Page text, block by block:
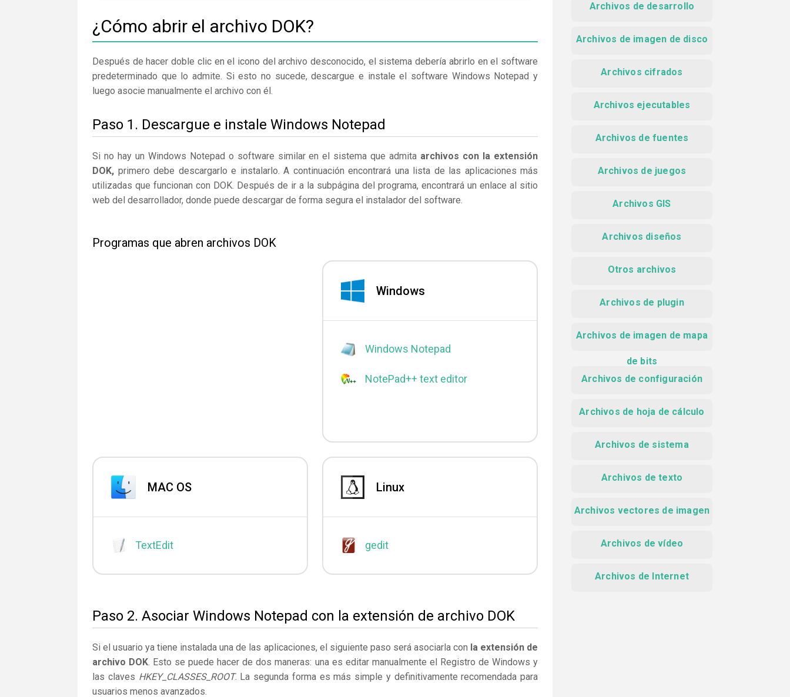
¿Cómo abrir el archivo DOK?
Después de hacer doble clic en el icono del archivo desconocido, el sistema debería abrirlo en el software
predeterminado que lo admite. Si esto no sucede, descargue e instale el software Windows Notepad y
luego asocie manualmente el archivo con él.
Paso 1. Descargue e instale Windows Notepad
Si no hay un Windows Notepad o software similar en el sistema que admita archivos con la extensión
DOK, primero debe descargarlo e instalarlo. A continuación encontrará una lista de las aplicaciones más
utilizadas que funcionan con DOK. Después de ir a la subpágina del programa, encontrará un enlace al sitio
web del desarrollador, donde puede descargar de forma segura el instalador del software.
Programas que abren archivos DOK
Windows
Windows Notepad
NotePad++ text editor
MAC OS
TextEdit
Linux
gedit
Paso 2. Asociar Windows Notepad con la extensión de archivo DOK
Si el usuario ya tiene instalada una de las aplicaciones, el siguiente paso será asociarla con la extensión de
archivo DOK. Esto se puede hacer de dos maneras: una es editar manualmente el Registro de Windows y
las claves HKEY_CLASSES_ROOT. La segunda forma es más simple y definitivamente recomendada para
usuarios menos avanzados.
Archivos de desarrollo
Archivos de imagen de disco
Archivos cifrados
Archivos ejecutables
Archivos de fuentes
Archivos de juegos
Archivos GIS
Archivos diseños
Otros archivos
Archivos de plugin
Archivos de imagen de mapa
de bits
Archivos de configuración
Archivos de hoja de cálculo
Archivos de sistema
Archivos de texto
Archivos vectores de imagen
Archivos de vídeo
Archivos de Internet